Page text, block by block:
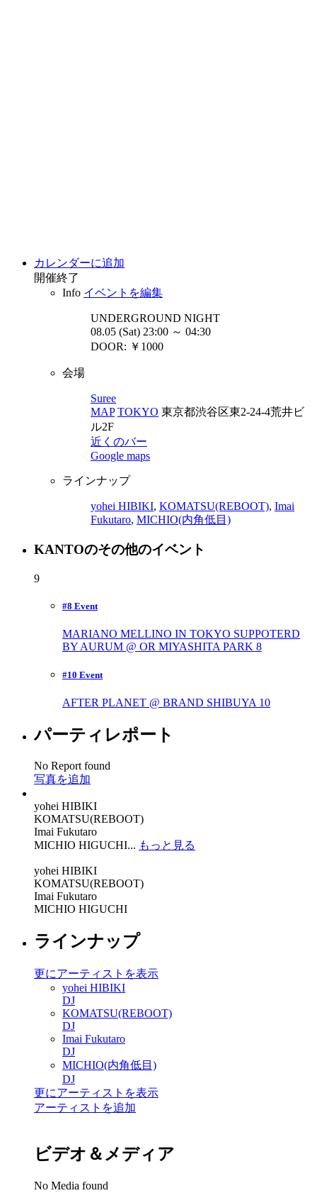
カレンダーに追加
開催終了
Info イベントを編集
UNDERGROUND NIGHT
08.05 (Sat) 23:00 ～ 04:30
DOOR: ￥1000
会場
Suree
MAP TOKYO 東京都渋谷区東2-24-4荒井ビ
ル2F
近くのバー
Google maps
ラインナップ
yohei HIBIKI, KOMATSU(REBOOT), Imai
Fukutaro, MICHIO(内角低目)
KANTOのその他のイベント
9
#8 Event
MARIANO MELLINO IN TOKYO SUPPOTERD
BY AURUM @ OR MIYASHITA PARK 8
#10 Event
AFTER PLANET @ BRAND SHIBUYA 10
パーティレポート
No Report found
写真を追加
yohei HIBIKI
KOMATSU(REBOOT)
Imai Fukutaro
MICHIO HIGUCHI... もっと見る
yohei HIBIKI
KOMATSU(REBOOT)
Imai Fukutaro
MICHIO HIGUCHI
ラインナップ
更にアーティストを表示
yohei HIBIKI
DJ
KOMATSU(REBOOT)
DJ
Imai Fukutaro
DJ
MICHIO(内角低目)
DJ
更にアーティストを表示
アーティストを追加
ビデオ＆メディア
No Media found